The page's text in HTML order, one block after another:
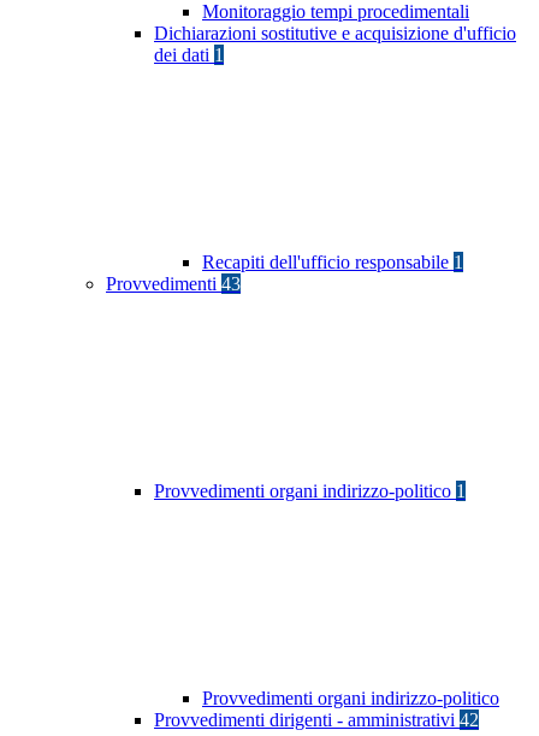
Monitoraggio tempi procedimentali
Dichiarazioni sostitutive e acquisizione d'ufficio
dei dati 1
Recapiti dell'ufficio responsabile 1
Provvedimenti 43
Provvedimenti organi indirizzo-politico 1
Provvedimenti organi indirizzo-politico
Provvedimenti dirigenti - amministrativi 42